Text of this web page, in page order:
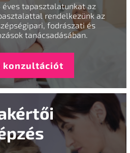
éves tapasztalatunkat az
rendelkezünk az
fodrászati és
tanácsadásában.
konzultációt